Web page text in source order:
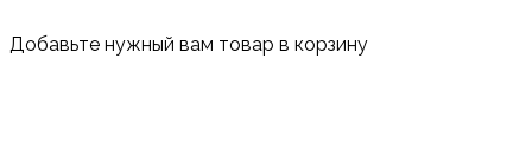
Добавьте нужный вам товар в корзину